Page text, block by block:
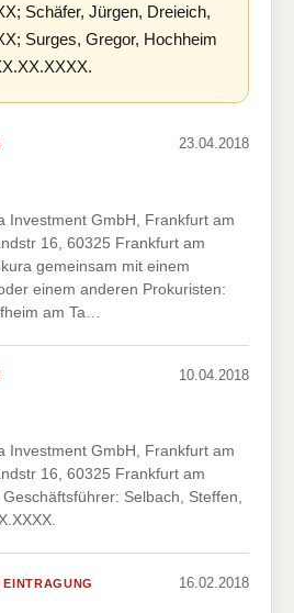
Schäfer, Jürgen, Dreieich,
Surges, Gregor, Hochheim
23.04.2018
Investment GmbH, Frankfurt am
16, 60325 Frankfurt am
gemeinsam mit einem
einem anderen Prokuristen:
am Ta…
10.04.2018
Investment GmbH, Frankfurt am
16, 60325 Frankfurt am
Selbach, Steffen,
16.02.2018